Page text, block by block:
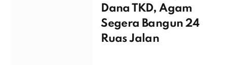
Dana TKD, Agam
Segera Bangun 24
Ruas Jalan